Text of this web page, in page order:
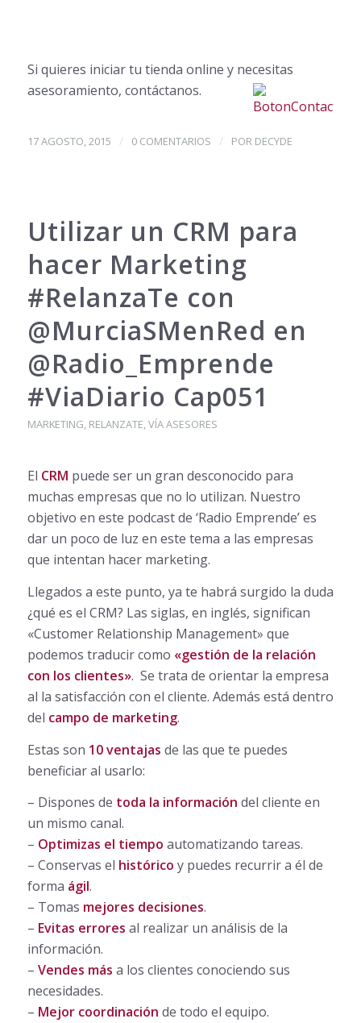
Si quieres iniciar tu tienda online y necesitas
asesoramiento, contáctanos.
17 AGOSTO, 2015 / 0 COMENTARIOS / POR DECYDE
Utilizar un CRM para
hacer Marketing
#RelanzaTe con
@MurciaSMenRed en
@Radio_Emprende
#ViaDiario Cap051
MARKETING, RELANZATE,VÍA ASESORES
El CRM puede ser un gran desconocido para
muchas empresas que no lo utilizan. Nuestro
objetivo en este podcast de ‘Radio Emprende’ es
dar un poco de luz en este tema a las empresas
que intentan hacer marketing.
Llegados a este punto, ya te habrá surgido la duda
¿qué es el CRM? Las siglas, en inglés, significan
«Customer Relationship Management» que
podemos traducir como «gestión de la relación
con los clientes». Se trata de orientar la empresa
al la satisfacción con el cliente. Además está dentro
del campo de marketing.
Estas son 10 ventajas de las que te puedes
beneficiar al usarlo:
– Dispones de toda la información del cliente en
un mismo canal.
– Optimizas el tiempo automatizando tareas.
– Conservas el histórico y puedes recurrir a él de
forma ágil.
– Tomas mejores decisiones.
– Evitas errores al realizar un análisis de la
información.
– Vendes más a los clientes conociendo sus
necesidades.
– Mejor coordinación de todo el equipo.